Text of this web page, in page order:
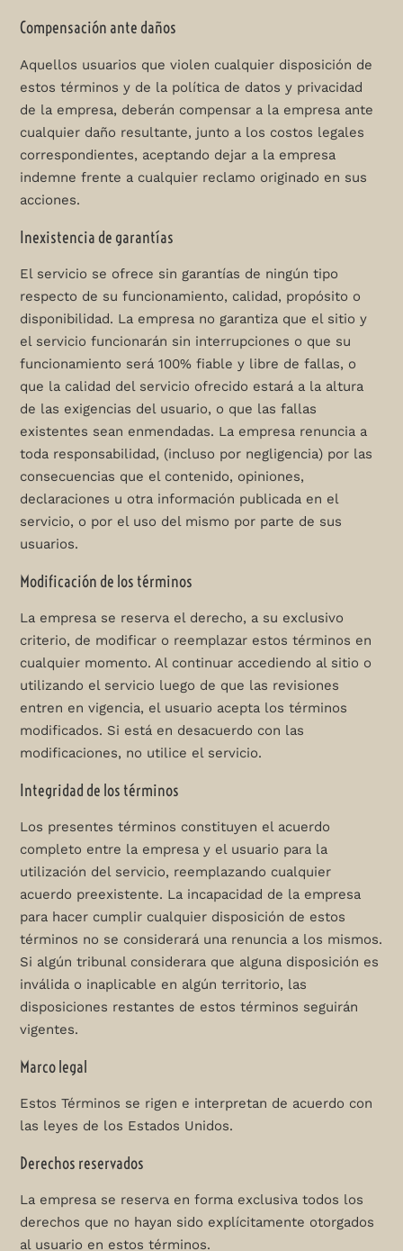
Compensación ante daños
Aquellos usuarios que violen cualquier disposición de
estos términos y de la política de datos y privacidad
de la empresa, deberán compensar a la empresa ante
cualquier daño resultante, junto a los costos legales
correspondientes, aceptando dejar a la empresa
indemne frente a cualquier reclamo originado en sus
acciones.
Inexistencia de garantías
El servicio se ofrece sin garantías de ningún tipo
respecto de su funcionamiento, calidad, propósito o
disponibilidad. La empresa no garantiza que el sitio y
el servicio funcionarán sin interrupciones o que su
funcionamiento será 100% fiable y libre de fallas, o
que la calidad del servicio ofrecido estará a la altura
de las exigencias del usuario, o que las fallas
existentes sean enmendadas. La empresa renuncia a
toda responsabilidad, (incluso por negligencia) por las
consecuencias que el contenido, opiniones,
declaraciones u otra información publicada en el
servicio, o por el uso del mismo por parte de sus
usuarios.
Modificación de los términos
La empresa se reserva el derecho, a su exclusivo
criterio, de modificar o reemplazar estos términos en
cualquier momento. Al continuar accediendo al sitio o
utilizando el servicio luego de que las revisiones
entren en vigencia, el usuario acepta los términos
modificados. Si está en desacuerdo con las
modificaciones, no utilice el servicio.
Integridad de los términos
Los presentes términos constituyen el acuerdo
completo entre la empresa y el usuario para la
utilización del servicio, reemplazando cualquier
acuerdo preexistente. La incapacidad de la empresa
para hacer cumplir cualquier disposición de estos
términos no se considerará una renuncia a los mismos.
Si algún tribunal considerara que alguna disposición es
inválida o inaplicable en algún territorio, las
disposiciones restantes de estos términos seguirán
vigentes.
Marco legal
Estos Términos se rigen e interpretan de acuerdo con
las leyes de los Estados Unidos.
Derechos reservados
La empresa se reserva en forma exclusiva todos los
derechos que no hayan sido explícitamente otorgados
al usuario en estos términos.